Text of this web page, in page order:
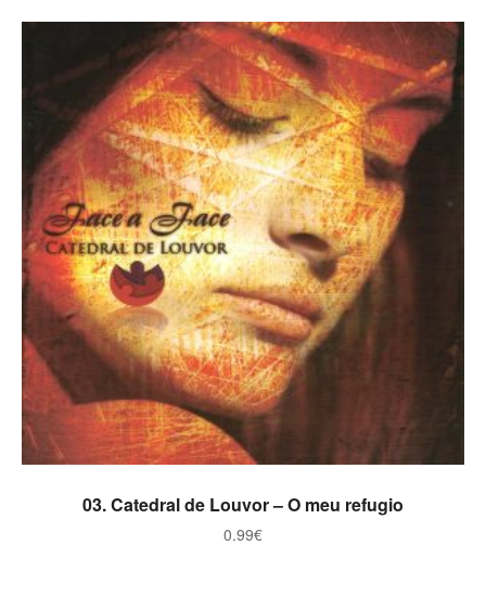
ADICIONAR
03. Catedral de Louvor – O meu refugio
0.99€